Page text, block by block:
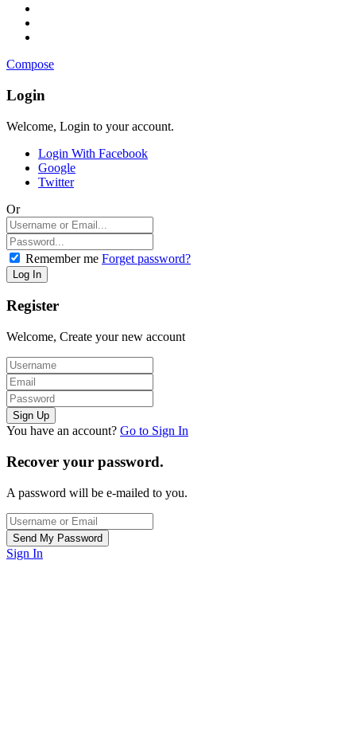
Compose
Login
Welcome, Login to your account.
Login With Facebook
Google
Twitter
Or
Remember me Forget password?
Register
Welcome, Create your new account
You have an account? Go to Sign In
Recover your password.
A password will be e-mailed to you.
Sign In